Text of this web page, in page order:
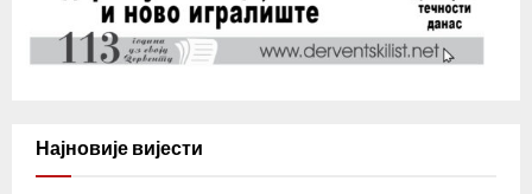
Најновије вијести